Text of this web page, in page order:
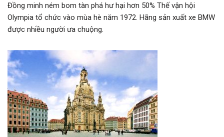
Đồng minh ném bom tàn phá hư hại hơn 50% Thế vận hội
Olympia tổ chức vào mùa hè năm 1972. Hãng sản xuất xe BMW
được nhiều người ưa chuộng.